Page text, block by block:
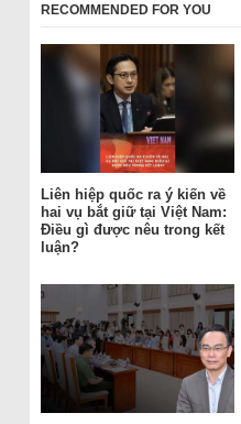
RECOMMENDED FOR YOU
Liên hiệp quốc ra ý kiến về
hai vụ bắt giữ tại Việt Nam:
Điều gì được nêu trong kết
luận?